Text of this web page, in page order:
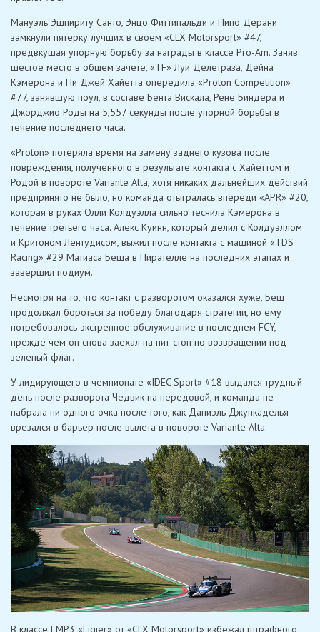
Мануэль Эшпириту Санто, Энцо Фиттипальди и Пипо Дерани
замкнули пятерку лучших в своем «CLX Motorsport» #47,
предвкушая упорную борьбу за награды в классе Pro-Am. Заняв
шестое место в общем зачете, «TF» Луи Делетраза, Дейна
Кэмерона и Пи Джей Хайетта опередила «Proton Competition»
#77, занявшую поул, в составе Бента Вискала, Рене Биндера и
Джорджио Роды на 5,557 секунды после упорной борьбы в
течение последнего часа.
«Proton» потеряла время на замену заднего кузова после
повреждения, полученного в результате контакта с Хайеттом и
Родой в повороте Variante Alta, хотя никаких дальнейших действий
предпринято не было, но команда отыгралась впереди «APR» #20,
которая в руках Олли Колдуэлла сильно теснила Кэмерона в
течение третьего часа. Алекс Куинн, который делил с Колдуэллом
и Критоном Лентудисом, выжил после контакта с машиной «TDS
Racing» #29 Матиаса Беша в Пирателле на последних этапах и
завершил подиум.
Несмотря на то, что контакт с разворотом оказался хуже, Беш
продолжал бороться за победу благодаря стратегии, но ему
потребовалось экстренное обслуживание в последнем FCY,
прежде чем он снова заехал на пит-стоп по возвращении под
зеленый флаг.
У лидирующего в чемпионате «IDEC Sport» #18 выдался трудный
день после разворота Чедвик на передовой, и команда не
набрала ни одного очка после того, как Даниэль Джункаделья
врезался в барьер после вылета в повороте Variante Alta.
В классе LMP3 «Ligier» от «CLX Motorsport» избежал штрафного